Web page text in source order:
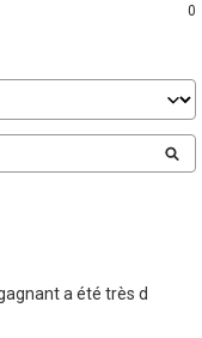
0
a été très d